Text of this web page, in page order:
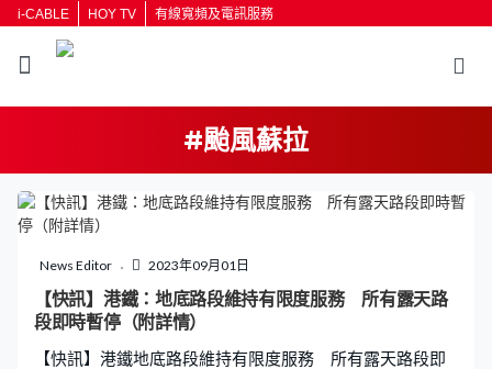
i-CABLE HOY TV 有線寬頻及電訊服務
#颱風蘇拉
News Editor 2023年09月01日
【快訊】港鐵：地底路段維持有限度服務 所有露天路
段即時暫停（附詳情）
【快訊】港鐵地底路段維持有限度服務 所有露天路段即